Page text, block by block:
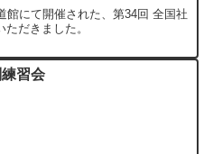
館にて開催された、第34回 全国社
だきました。
習会